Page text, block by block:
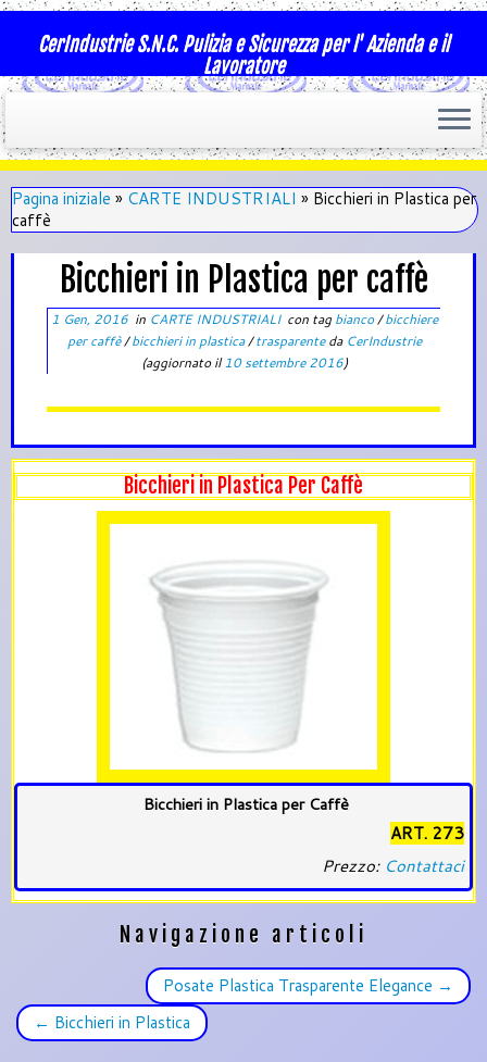
CerIndustrie S.N.C. Pulizia e Sicurezza per l' Azienda e il
Lavoratore
Pagina iniziale » CARTE INDUSTRIALI » Bicchieri in Plastica per
caffè
Bicchieri in Plastica per caffè
1 Gen, 2016in CARTE INDUSTRIALI con tagbianco/bicchiere
per caffè/bicchieri in plastica/trasparenteda CerIndustrie
(aggiornato il10 settembre 2016)
Bicchieri in Plastica Per Caffè
Bicchieri in Plastica per Caffè
ART. 273
Prezzo: Contattaci
Navigazione articoli
Posate Plastica Trasparente Elegance →
← Bicchieri in Plastica